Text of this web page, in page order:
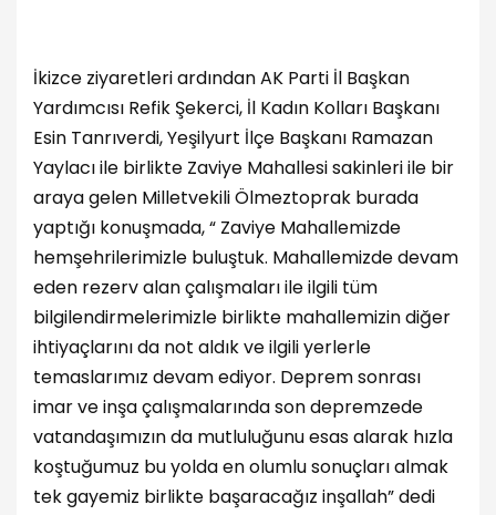
İkizce ziyaretleri ardından AK Parti İl Başkan
Yardımcısı Refik Şekerci, İl Kadın Kolları Başkanı
Esin Tanrıverdi, Yeşilyurt İlçe Başkanı Ramazan
Yaylacı ile birlikte Zaviye Mahallesi sakinleri ile bir
araya gelen Milletvekili Ölmeztoprak burada
yaptığı konuşmada, “ Zaviye Mahallemizde
hemşehrilerimizle buluştuk. Mahallemizde devam
eden rezerv alan çalışmaları ile ilgili tüm
bilgilendirmelerimizle birlikte mahallemizin diğer
ihtiyaçlarını da not aldık ve ilgili yerlerle
temaslarımız devam ediyor. Deprem sonrası
imar ve inşa çalışmalarında son depremzede
vatandaşımızın da mutluluğunu esas alarak hızla
koştuğumuz bu yolda en olumlu sonuçları almak
tek gayemiz birlikte başaracağız inşallah” dedi